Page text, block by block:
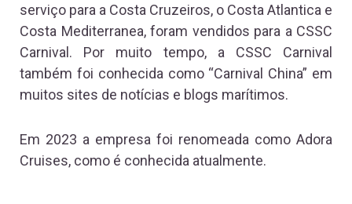
serviço para a Costa Cruzeiros, o Costa Atlantica e
Costa Mediterranea, foram vendidos para a CSSC
Carnival. Por muito tempo, a CSSC Carnival
também foi conhecida como “Carnival China” em
muitos sites de notícias e blogs marítimos.
Em 2023 a empresa foi renomeada como Adora
Cruises, como é conhecida atualmente.